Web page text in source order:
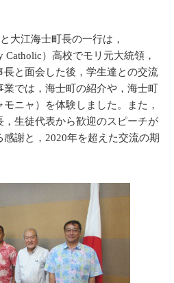
大江海士町長の一行は，
Catholic）高校でモリ元大統領，
長と面会した後，学生達との交流
では，海士町の紹介や，海士町
ニャ）を体験しました。また，
生徒代表から歓迎のスピーチが
謝と，2020年を超えた交流の期